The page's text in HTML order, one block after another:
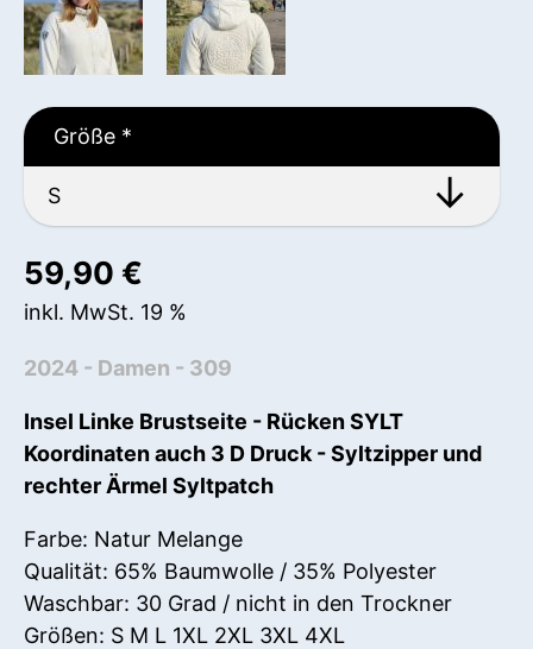
Größe *
59,90 €
inkl. MwSt. 19 %
2024 - Damen - 309
Insel Linke Brustseite - Rücken SYLT
Koordinaten auch 3 D Druck - Syltzipper und
rechter Ärmel Syltpatch
Farbe: Natur Melange
Qualität: 65% Baumwolle / 35% Polyester
Waschbar: 30 Grad / nicht in den Trockner
Größen: S M L 1XL 2XL 3XL 4XL